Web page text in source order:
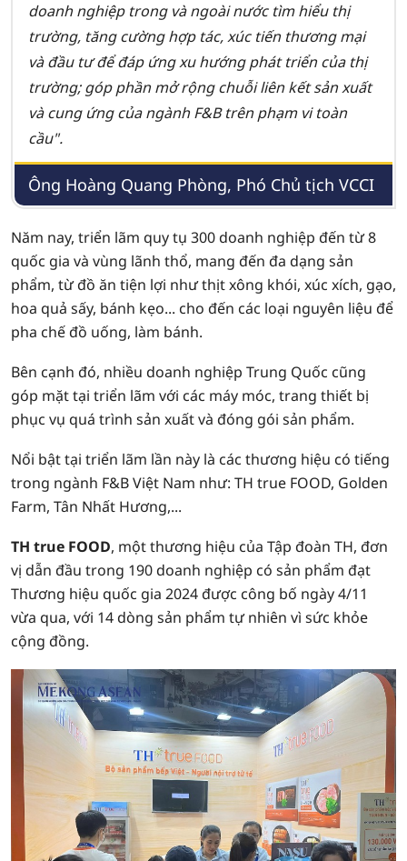
doanh nghiệp trong và ngoài nước tìm hiểu thị
trường, tăng cường hợp tác, xúc tiến thương mại
và đầu tư để đáp ứng xu hướng phát triển của thị
trường; góp phần mở rộng chuỗi liên kết sản xuất
và cung ứng của ngành F&B trên phạm vi toàn
cầu".
Ông Hoàng Quang Phòng, Phó Chủ tịch VCCI
Năm nay, triển lãm quy tụ 300 doanh nghiệp đến từ 8
quốc gia và vùng lãnh thổ, mang đến đa dạng sản
phẩm, từ đồ ăn tiện lợi như thịt xông khói, xúc xích, gạo,
hoa quả sấy, bánh kẹo... cho đến các loại nguyên liệu để
pha chế đồ uống, làm bánh.
Bên cạnh đó, nhiều doanh nghiệp Trung Quốc cũng
góp mặt tại triển lãm với các máy móc, trang thiết bị
phục vụ quá trình sản xuất và đóng gói sản phẩm.
Nổi bật tại triển lãm lần này là các thương hiệu có tiếng
trong ngành F&B Việt Nam như: TH true FOOD, Golden
Farm, Tân Nhất Hương,...
TH true FOOD, một thương hiệu của Tập đoàn TH, đơn
vị dẫn đầu trong 190 doanh nghiệp có sản phẩm đạt
Thương hiệu quốc gia 2024 được công bố ngày 4/11
vừa qua, với 14 dòng sản phẩm tự nhiên vì sức khỏe
cộng đồng.